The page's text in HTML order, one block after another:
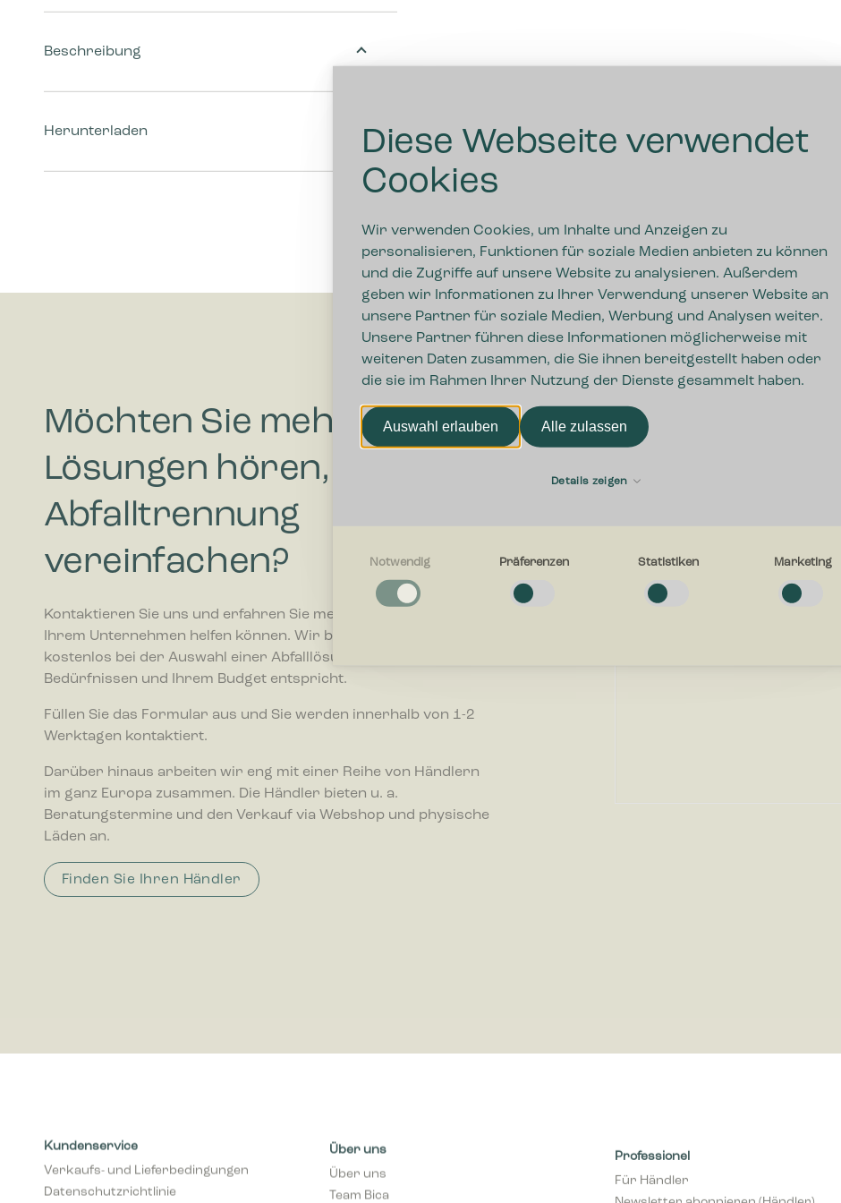
Diese Webseite verwendet
Cookies
Wir verwenden Cookies, um Inhalte und Anzeigen zu
personalisieren, Funktionen für soziale Medien anbieten zu können
und die Zugriffe auf unsere Website zu analysieren. Außerdem
geben wir Informationen zu Ihrer Verwendung unserer Website an
unsere Partner für soziale Medien, Werbung und Analysen weiter.
Unsere Partner führen diese Informationen möglicherweise mit
weiteren Daten zusammen, die Sie ihnen bereitgestellt haben oder
die sie im Rahmen Ihrer Nutzung der Dienste gesammelt haben.
Auswahl erlauben Alle zulassen
Details zeigen
Notwendig
Notwendige Cookies helfen dabei, eine Webseite nutzbar zu machen, indem sie
beeinflussen, wie sich eine Webseite verhält oder aussieht, wie z. B. Ihre bevorzugte Sprache
Statistiken
Statistik-Cookies helfen Webseiten-Besitzern zu verstehen, wie Besucher mit Webseiten
interagieren, indem Informationen anonym gesammelt und gemeldet werden.
Notwendig Präferenzen Statistiken Marketing
Beschreibung
Herunterladen
Möchten Sie mehr zu
Lösungen hören, die die
Abfalltrennung
vereinfachen?
Kontaktieren Sie uns und erfahren Sie mehr darüber, wie wir
Ihrem Unternehmen helfen können. Wir beraten Sie stets
kostenlos bei der Auswahl einer Abfalllösung, die Ihren
Bedürfnissen und Ihrem Budget entspricht.
Füllen Sie das Formular aus und Sie werden innerhalb von 1-2
Werktagen kontaktiert.
Darüber hinaus arbeiten wir eng mit einer Reihe von Händlern
im ganz Europa zusammen. Die Händler bieten u. a.
Beratungstermine und den Verkauf via Webshop und physische
Läden an.
Finden Sie Ihren Händler
Vorname
Kundenservice
Verkaufs- und Lieferbedingungen
Datenschutzrichtlinie
Über uns
Über uns
Team Bica